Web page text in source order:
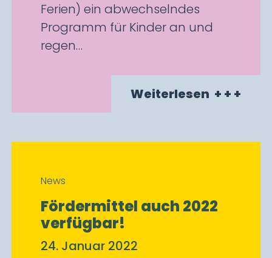
Ferien) ein abwechselndes
Programm für Kinder an und
regen…
Weiterlesen + + +
News
Fördermittel auch 2022
verfügbar!
24. Januar 2022